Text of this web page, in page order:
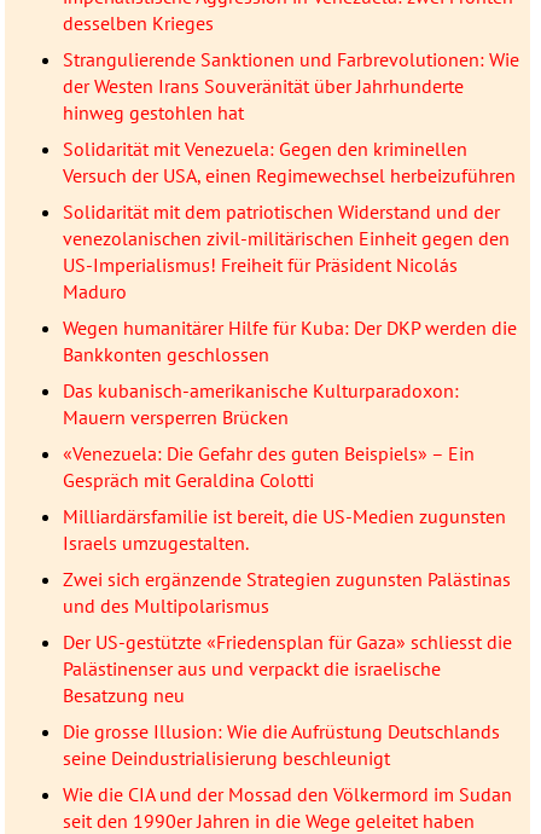
desselben Krieges
Strangulierende Sanktionen und Farbrevolutionen: Wie
der Westen Irans Souveränität über Jahrhunderte
hinweg gestohlen hat
Solidarität mit Venezuela: Gegen den kriminellen
Versuch der USA, einen Regimewechsel herbeizuführen
Solidarität mit dem patriotischen Widerstand und der
venezolanischen zivil-militärischen Einheit gegen den
US-Imperialismus! Freiheit für Präsident Nicolás
Maduro
Wegen humanitärer Hilfe für Kuba: Der DKP werden die
Bankkonten geschlossen
Das kubanisch-amerikanische Kulturparadoxon:
Mauern versperren Brücken
«Venezuela: Die Gefahr des guten Beispiels» – Ein
Gespräch mit Geraldina Colotti
Milliardärsfamilie ist bereit, die US-Medien zugunsten
Israels umzugestalten.
Zwei sich ergänzende Strategien zugunsten Palästinas
und des Multipolarismus
Der US-gestützte «Friedensplan für Gaza» schliesst die
Palästinenser aus und verpackt die israelische
Besatzung neu
Die grosse Illusion: Wie die Aufrüstung Deutschlands
seine Deindustrialisierung beschleunigt
Wie die CIA und der Mossad den Völkermord im Sudan
seit den 1990er Jahren in die Wege geleitet haben